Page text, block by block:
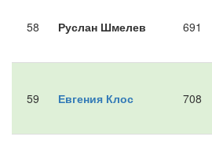
58 Руслан Шмелев 691
59 Евгения Клос 708